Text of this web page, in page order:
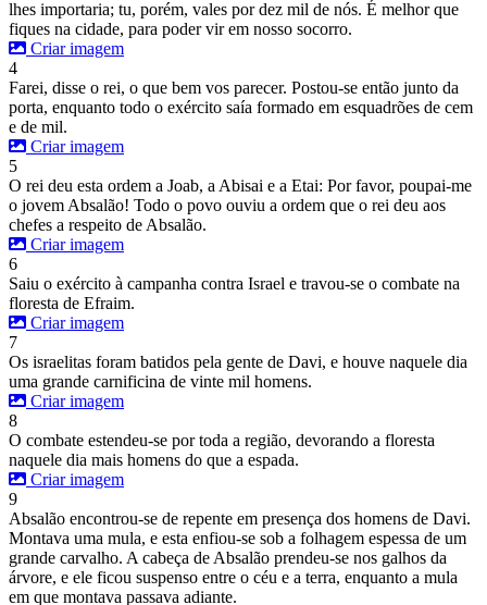
lhes importaria; tu, porém, vales por dez mil de nós. É melhor que
fiques na cidade, para poder vir em nosso socorro.
Criar imagem
4
Farei, disse o rei, o que bem vos parecer. Postou-se então junto da
porta, enquanto todo o exército saía formado em esquadrões de cem
e de mil.
Criar imagem
5
O rei deu esta ordem a Joab, a Abisai e a Etai: Por favor, poupai-me
o jovem Absalão! Todo o povo ouviu a ordem que o rei deu aos
chefes a respeito de Absalão.
Criar imagem
6
Saiu o exército à campanha contra Israel e travou-se o combate na
floresta de Efraim.
Criar imagem
7
Os israelitas foram batidos pela gente de Davi, e houve naquele dia
uma grande carnificina de vinte mil homens.
Criar imagem
8
O combate estendeu-se por toda a região, devorando a floresta
naquele dia mais homens do que a espada.
Criar imagem
9
Absalão encontrou-se de repente em presença dos homens de Davi.
Montava uma mula, e esta enfiou-se sob a folhagem espessa de um
grande carvalho. A cabeça de Absalão prendeu-se nos galhos da
árvore, e ele ficou suspenso entre o céu e a terra, enquanto a mula
em que montava passava adiante.